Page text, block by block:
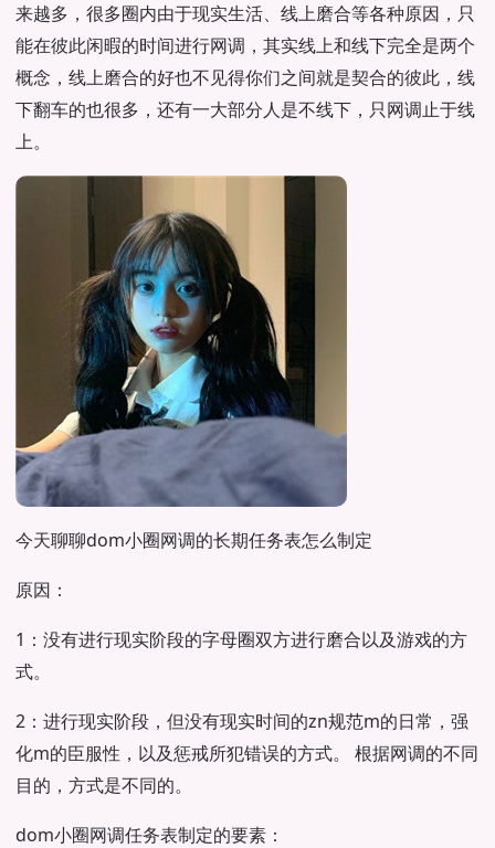
来越多，很多圈内由于现实生活、线上磨合等各种原因，只
能在彼此闲暇的时间进行网调，其实线上和线下完全是两个
概念，线上磨合的好也不见得你们之间就是契合的彼此，线
下翻车的也很多，还有一大部分人是不线下，只网调止于线
上。
今天聊聊dom小圈网调的长期任务表怎么制定
原因：
1：没有进行现实阶段的字母圈双方进行磨合以及游戏的方
式。
2：进行现实阶段，但没有现实时间的zn规范m的日常，强
化m的臣服性，以及惩戒所犯错误的方式。 根据网调的不同
目的，方式是不同的。
dom小圈网调任务表制定的要素：